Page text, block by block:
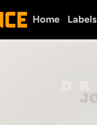
Home Labels